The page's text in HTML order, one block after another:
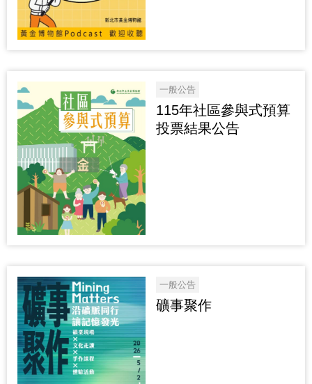
一般公告
115年社區參與式預算
投票結果公告
一般公告
礦事聚作